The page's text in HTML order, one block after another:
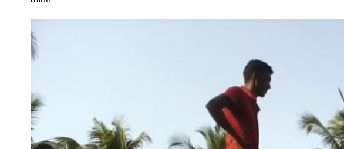
những đơn vị thi công kém chất lượng.
Một đơn vị xây dựng có những ngườithợ tháo dỡ nhà quận Huyện Củ
mình